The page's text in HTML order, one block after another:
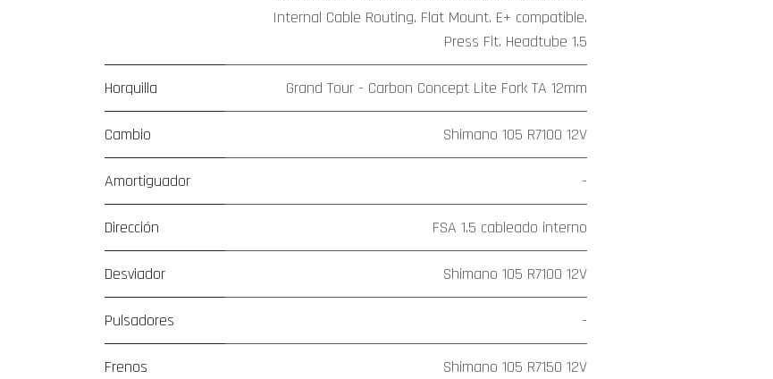
Internal Cable Routing. Flat Mount. E+ compatible.
Press Fit. Headtube 1.5
Horquilla Grand Tour - Carbon Concept Lite Fork TA 12mm
Cambio Shimano 105 R7100 12V
Amortiguador -
Dirección FSA 1.5 cableado interno
Desviador Shimano 105 R7100 12V
Pulsadores -
Frenos Shimano 105 R7150 12V